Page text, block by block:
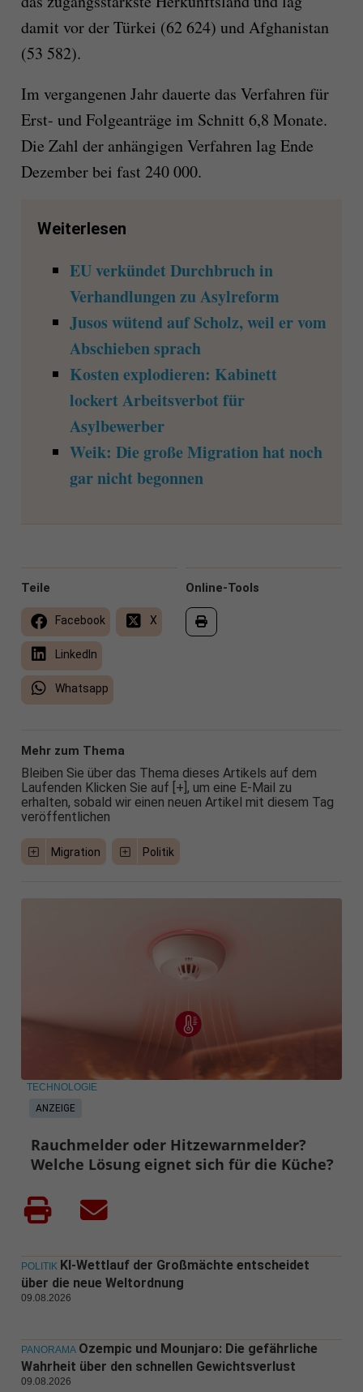
damit vor der Türkei (62 624) und Afghanistan
(53 582).
Im vergangenen Jahr dauerte das Verfahren für
Erst- und Folgeanträge im Schnitt 6,8 Monate.
Die Zahl der anhängigen Verfahren lag Ende
Dezember bei fast 240 000.
Weiterlesen
EU verkündet Durchbruch in
Verhandlungen zu Asylreform
Jusos wütend auf Scholz, weil er vom
Abschieben sprach
Kosten explodieren: Kabinett
lockert Arbeitsverbot für
Asylbewerber
Weik: Die große Migration hat noch
gar nicht begonnen
Online-Tools
Teile
Facebook X
LinkedIn
Whatsapp
Mehr zum Thema
Bleiben Sie über das Thema dieses Artikels auf dem
Laufenden Klicken Sie auf [+], um eine E-Mail zu
erhalten, sobald wir einen neuen Artikel mit diesem Tag
veröffentlichen
Migration Politik
ANZEIGE
TECHNOLOGIE
Rauchmelder oder Hitzewarnmelder?
Welche Lösung eignet sich für die Küche?
POLITIK KI-Wettlauf der Großmächte entscheidet
über die neue Weltordnung
09.08.2026
PANORAMA Ozempic und Mounjaro: Die gefährliche
Wahrheit über den schnellen Gewichtsverlust
09.08.2026